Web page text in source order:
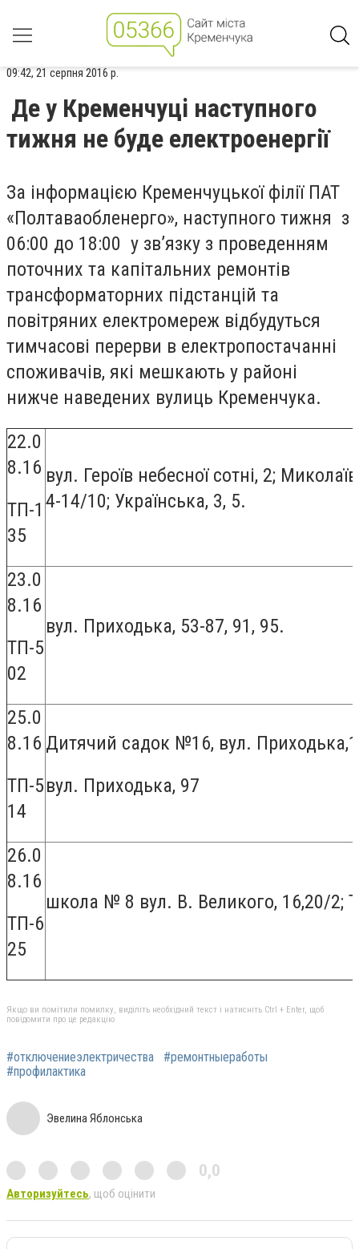
09:42, 21 серпня 2016 р.
Де у Кременчуці наступного
тижня не буде електроенергії
За інформацією Кременчуцької філії ПАТ
«Полтаваобленерго», наступного тижня з
06:00 до 18:00 у зв’язку з проведенням
поточних та капітальних ремонтів
трансформаторних підстанцій та
повітряних електромереж відбудуться
тимчасові перерви в електропостачанні
споживачів, які мешкають у районі
нижче наведених вулиць Кременчука.
22.0
8.16
ТП-1
35
вул. Героїв небесної сотні, 2;
4-14/10; Українська, 3, 5.
23.0
8.16
ТП-5
02
вул. Приходька, 53-87, 91, 95.
25.0
8.16
ТП-5
14
Дитячий садок №16, вул.
вул. Приходька, 97
26.0
8.16
ТП-6
25
школа № 8 вул. В. Великого, 16,20/2;
Якщо ви помітили помилку, виділіть необхідний текст і натисніть Ctrl + Enter, щоб
повідомити про це редакцію
#отключениеэлектричества
#ремонтныеработы
#профилактика
Эвелина Яблонська
0,0
Авторизуйтесь, щоб оцінити